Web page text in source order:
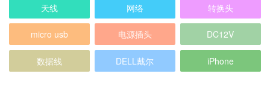
天线 网络 转换头
micro usb 电源插头 DC12V
数据线 DELL戴尔 iPhone